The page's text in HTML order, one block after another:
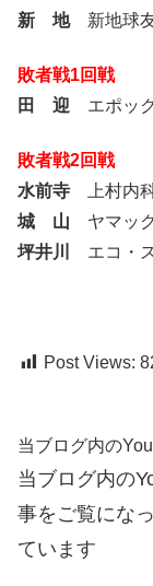
新 地新地球友
敗者戦1回戦
田 迎 エポッ
敗者戦2回戦
水前寺 上村内
城 山 ヤマッ
坪井川
エコ・
Post Views:
当ブログ内の
当ブログ内の
事をご覧にな
ています